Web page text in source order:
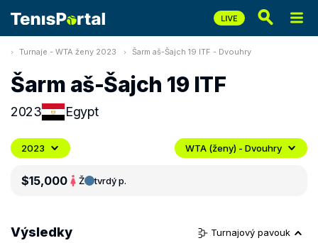
Turnaje - WTA ženy 2023 Šarm aš-Šajch 19 ITF - Dvouhry
Šarm aš-Šajch 19 ITF
2023 Egypt
2023 WTA (ženy) - Dvouhry
$15,000 Ž tvrdý p.
Výsledky Turnajový pavouk